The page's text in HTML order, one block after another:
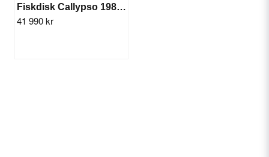
Fiskdisk Callypso 1985 mm
41 990 kr